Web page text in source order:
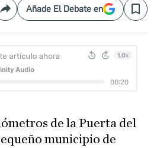
CompartirAñade El Debate en Save
de la Puerta del
municipio de